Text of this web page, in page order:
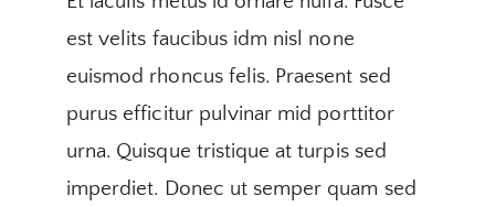
est velits faucibus idm nisl none
euismod rhoncus felis. Praesent sed
purus efficitur pulvinar mid porttitor
urna. Quisque tristique at turpis sed
imperdiet. Donec ut semper quam sed